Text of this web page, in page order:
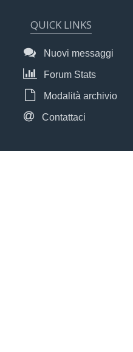
QUICK LINKS
Nuovi messaggi
Forum Stats
Modalità archivio
Contattaci